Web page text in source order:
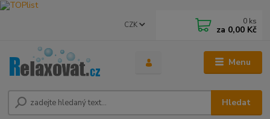
Menu
CZK
Hledat
0 ks
za 0,00 Kč